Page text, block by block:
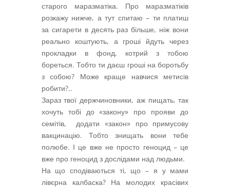
старого маразматіка. Про маразматіків
розкажу нижче, а тут спитаю – ти платиш
за сигарети в десять раз більше, ніж вони
реально коштують, а гроші йдуть через
прокладки в фонд, котрий з тобою
бореться. Тобто ти даєш гроші на боротьбу
з собою? Може краще навчися метисів
робити?..
Зараз твої держчиновники, аж пищать, так
хочуть тобі до «закону» про прояви до
семітів, додати «закон» про примусову
вакцинацію. Тобто знищать вони тебе
полюбе. І це вже не просто геноцид – це
вже про геноцид з дослідами над людьми.
На що сподіваються ті, що – я у мами
лівєрна калбаска? На молодих красівих